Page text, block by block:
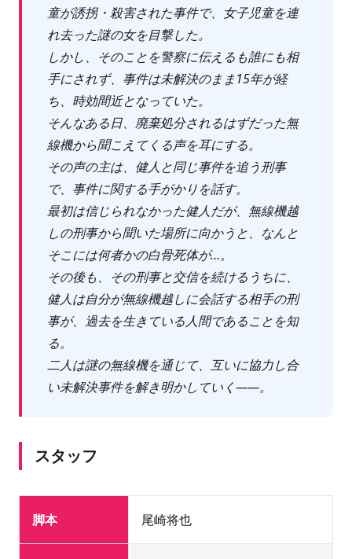
童が誘拐・殺害された事件で、女子児童を連
れ去った謎の女を目撃した。
しかし、そのことを警察に伝えるも誰にも相
手にされず、事件は未解決のまま15年が経
ち、時効間近となっていた。
そんなある日、廃棄処分されるはずだった無
線機から聞こえてくる声を耳にする。
その声の主は、健人と同じ事件を追う刑事
で、事件に関する手がかりを話す。
最初は信じられなかった健人だが、無線機越
しの刑事から聞いた場所に向かうと、なんと
そこには何者かの白骨死体が…。
その後も、その刑事と交信を続けるうちに、
健人は自分が無線機越しに会話する相手の刑
事が、過去を生きている人間であることを知
る。
二人は謎の無線機を通じて、互いに協力し合
い未解決事件を解き明かしていく――。
スタッフ
脚本 尾崎将也